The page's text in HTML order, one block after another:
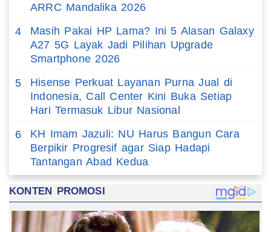
ARRC Mandalika 2026
4
Masih Pakai HP Lama? Ini 5 Alasan Galaxy
A27 5G Layak Jadi Pilihan Upgrade
Smartphone 2026
5
Hisense Perkuat Layanan Purna Jual di
Indonesia, Call Center Kini Buka Setiap
Hari Termasuk Libur Nasional
6
KH Imam Jazuli: NU Harus Bangun Cara
Berpikir Progresif agar Siap Hadapi
Tantangan Abad Kedua